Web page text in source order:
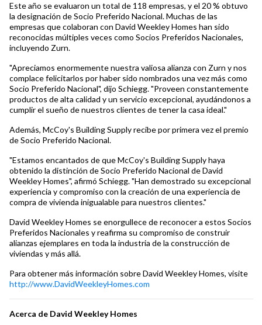
Este año se evaluaron un total de 118 empresas, y el 20 % obtuvo
la designación de Socio Preferido Nacional. Muchas de las
empresas que colaboran con David Weekley Homes han sido
reconocidas múltiples veces como Socios Preferidos Nacionales,
incluyendo Zurn.
"Apreciamos enormemente nuestra valiosa alianza con Zurn y nos
complace felicitarlos por haber sido nombrados una vez más como
Socio Preferido Nacional", dijo Schiegg. "Proveen constantemente
productos de alta calidad y un servicio excepcional, ayudándonos a
cumplir el sueño de nuestros clientes de tener la casa ideal."
Además, McCoy's Building Supply recibe por primera vez el premio
de Socio Preferido Nacional.
"Estamos encantados de que McCoy's Building Supply haya
obtenido la distinción de Socio Preferido Nacional de David
Weekley Homes", afirmó Schiegg. "Han demostrado su excepcional
experiencia y compromiso con la creación de una experiencia de
compra de vivienda inigualable para nuestros clientes."
David Weekley Homes se enorgullece de reconocer a estos Socios
Preferidos Nacionales y reafirma su compromiso de construir
alianzas ejemplares en toda la industria de la construcción de
viviendas y más allá.
Para obtener más información sobre David Weekley Homes, visite
http://www.DavidWeekleyHomes.com
Acerca de David Weekley Homes